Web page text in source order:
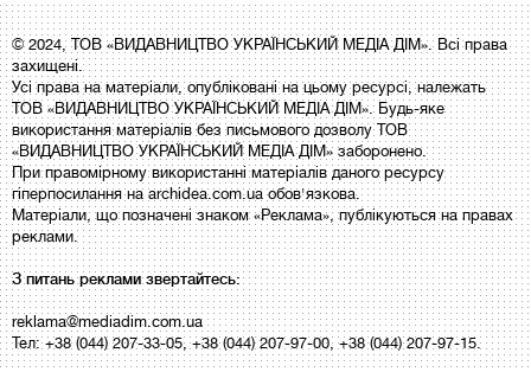
© 2024, ТОВ «ВИДАВНИЦТВО УКРАЇНСЬКИЙ МЕДІА ДІМ». Всі права
захищені.
Усі права на матеріали, опубліковані на цьому ресурсі, належать
ТОВ «ВИДАВНИЦТВО УКРАЇНСЬКИЙ МЕДІА ДІМ». Будь-яке
використання матеріалів без письмового дозволу ТОВ
«ВИДАВНИЦТВО УКРАЇНСЬКИЙ МЕДІА ДІМ» заборонено.
При правомірному використанні матеріалів даного ресурсу
гіперпосилання на archidea.com.ua обов'язкова.
Матеріали, що позначені знаком «Реклама», публікуються на правах
реклами.
З питань реклами звертайтесь:
reklama@mediadim.com.ua
Тел: +38 (044) 207-33-05, +38 (044) 207-97-00, +38 (044) 207-97-15.